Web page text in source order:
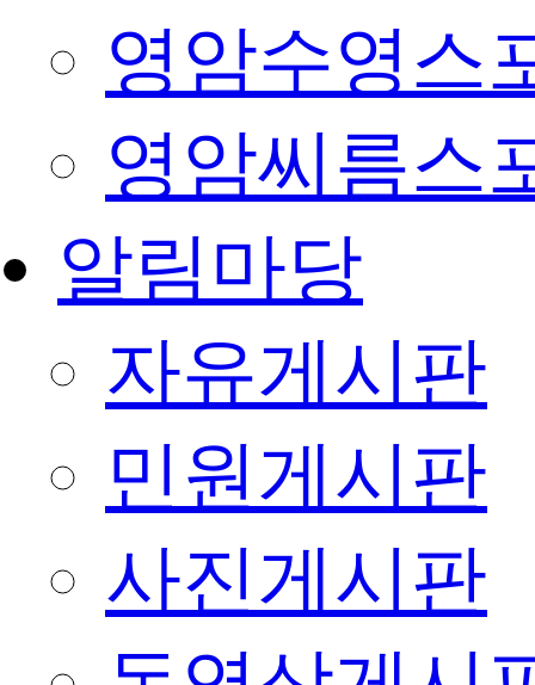
영암수영스
영암씨름스
알림마당
자유게시판
민원게시판
사진게시판